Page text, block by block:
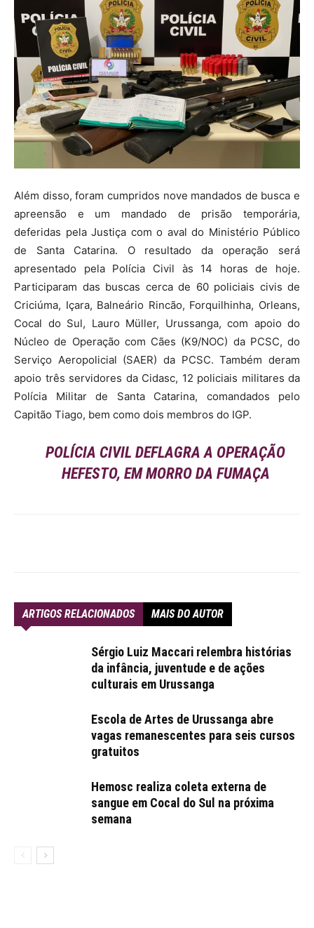
Além disso, foram cumpridos nove mandados de busca e
apreensão e um mandado de prisão temporária,
deferidas pela Justiça com o aval do Ministério Público
de Santa Catarina. O resultado da operação será
apresentado pela Polícia Civil às 14 horas de hoje.
Participaram das buscas cerca de 60 policiais civis de
Criciúma, Içara, Balneário Rincão, Forquilhinha, Orleans,
Cocal do Sul, Lauro Müller, Urussanga, com apoio do
Núcleo de Operação com Cães (K9/NOC) da PCSC, do
Serviço Aeropolicial (SAER) da PCSC. Também deram
apoio três servidores da Cidasc, 12 policiais militares da
Polícia Militar de Santa Catarina, comandados pelo
Capitão Tiago, bem como dois membros do IGP.
POLÍCIA CIVIL DEFLAGRA A OPERAÇÃO
HEFESTO, EM MORRO DA FUMAÇA
ARTIGOS RELACIONADOS MAIS DO AUTOR
Sérgio Luiz Maccari relembra histórias
da infância, juventude e de ações
culturais em Urussanga
Escola de Artes de Urussanga abre
vagas remanescentes para seis cursos
gratuitos
Hemosc realiza coleta externa de
sangue em Cocal do Sul na próxima
semana